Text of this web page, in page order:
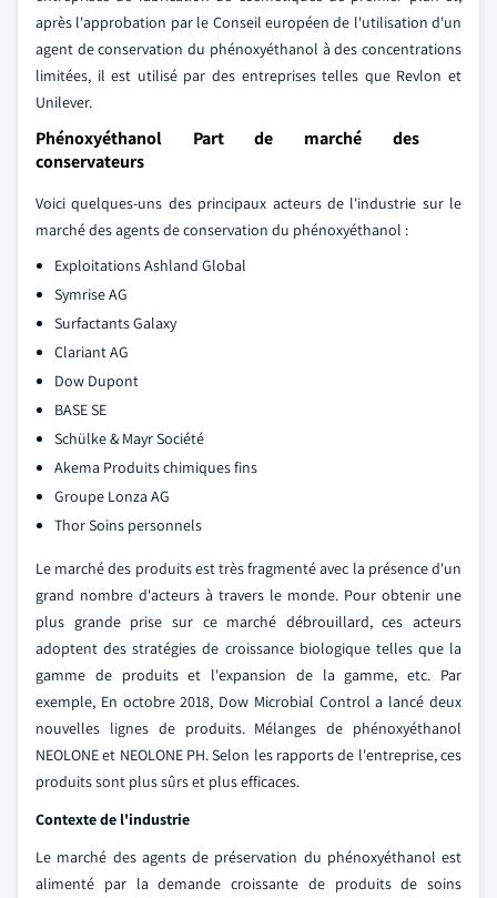
après l'approbation par le Conseil européen de l'utilisation d'un
agent de conservation du phénoxyéthanol à des concentrations
limitées, il est utilisé par des entreprises telles que Revlon et
Unilever.
Phénoxyéthanol Part de marché des
conservateurs
Voici quelques-uns des principaux acteurs de l'industrie sur le
marché des agents de conservation du phénoxyéthanol :
Exploitations Ashland Global
Symrise AG
Surfactants Galaxy
Clariant AG
Dow Dupont
BASE SE
Schülke & Mayr Société
Akema Produits chimiques fins
Groupe Lonza AG
Thor Soins personnels
Le marché des produits est très fragmenté avec la présence d'un
grand nombre d'acteurs à travers le monde. Pour obtenir une
plus grande prise sur ce marché débrouillard, ces acteurs
adoptent des stratégies de croissance biologique telles que la
gamme de produits et l'expansion de la gamme, etc. Par
exemple, En octobre 2018, Dow Microbial Control a lancé deux
nouvelles lignes de produits. Mélanges de phénoxyéthanol
NEOLONE et NEOLONE PH. Selon les rapports de l'entreprise, ces
produits sont plus sûrs et plus efficaces.
Contexte de l'industrie
Le marché des agents de préservation du phénoxyéthanol est
alimenté par la demande croissante de produits de soins